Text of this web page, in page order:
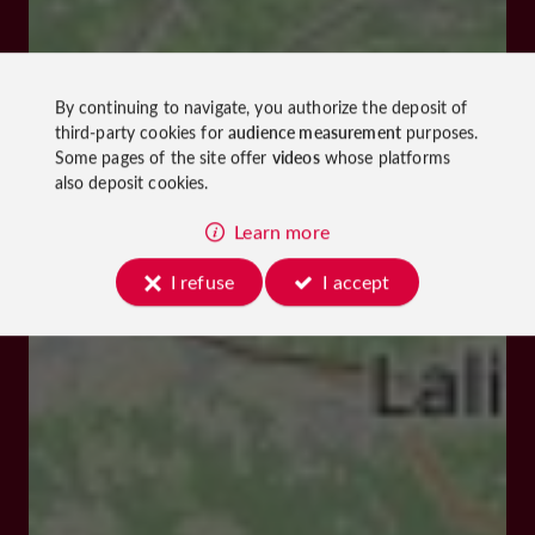
By continuing to navigate, you authorize the deposit of
third-party cookies foraudience measurementpurposes.
Some pages of the site offer videoswhose platforms
also deposit cookies.
Learn more
I refuse
I accept